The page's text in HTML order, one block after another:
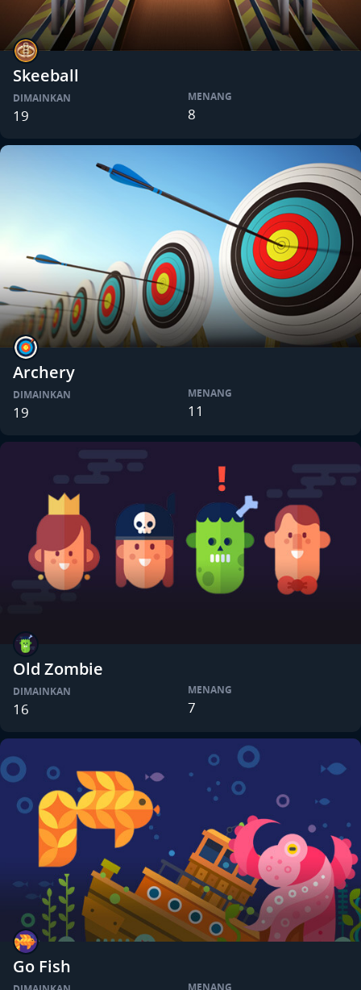
Skeeball
DIMAINKAN
19
MENANG
8
Archery
DIMAINKAN
19
MENANG
11
Old Zombie
DIMAINKAN
16
MENANG
7
Go Fish
MENANG